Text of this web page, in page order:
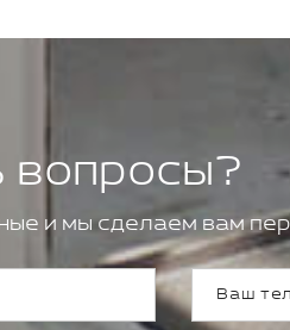
вопросы?
и мы сделаем вам